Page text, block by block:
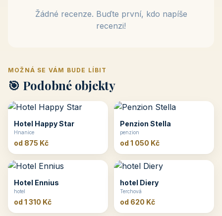
Žádné recenze. Buďte první, kdo napíše
recenzi!
MOŽNÁ SE VÁM BUDE LÍBIT
🎯 Podobné objekty
Hotel Happy Star
Hnanice
od 875 Kč
Penzion Stella
penzion
od 1 050 Kč
Hotel Ennius
hotel
od 1 310 Kč
hotel Diery
Terchová
od 620 Kč